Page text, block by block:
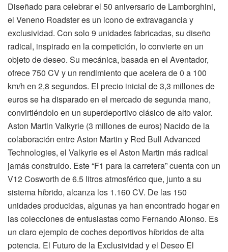
Diseñado para celebrar el 50 aniversario de Lamborghini,
el Veneno Roadster es un icono de extravagancia y
exclusividad. Con solo 9 unidades fabricadas, su diseño
radical, inspirado en la competición, lo convierte en un
objeto de deseo. Su mecánica, basada en el Aventador,
ofrece 750 CV y un rendimiento que acelera de 0 a 100
km/h en 2,8 segundos. El precio inicial de 3,3 millones de
euros se ha disparado en el mercado de segunda mano,
convirtiéndolo en un superdeportivo clásico de alto valor.
Aston Martin Valkyrie (3 millones de euros) Nacido de la
colaboración entre Aston Martin y Red Bull Advanced
Technologies, el Valkyrie es el Aston Martin más radical
jamás construido. Este “F1 para la carretera” cuenta con un
V12 Cosworth de 6.5 litros atmosférico que, junto a su
sistema híbrido, alcanza los 1.160 CV. De las 150
unidades producidas, algunas ya han encontrado hogar en
las colecciones de entusiastas como Fernando Alonso. Es
un claro ejemplo de coches deportivos híbridos de alta
potencia. El Futuro de la Exclusividad y el Deseo El